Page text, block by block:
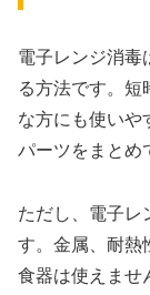
電子レンジ消毒
る方法です。短
な方にも使いや
パーツをまとめ
ただし、電子レ
す。金属、耐熱
食器は使えませ